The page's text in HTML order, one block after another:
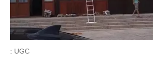
: UGC